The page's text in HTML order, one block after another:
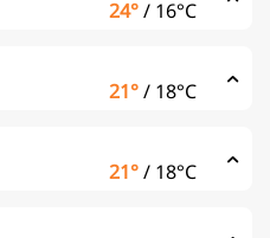
24°/ 16°C
21°/ 18°C
21°/ 18°C